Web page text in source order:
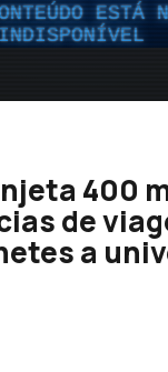
ESTÁ
INDISPONÍVEL
400
de
a